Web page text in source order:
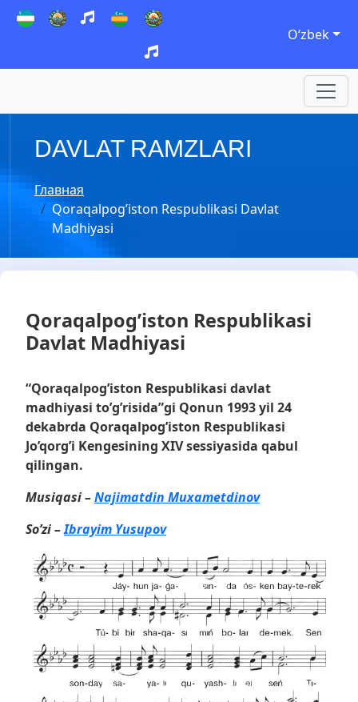
Oʻzbek
DAVLAT RAMZLARI
Главная
Qoraqalpog’iston Respublikasi Davlat
Madhiyasi
Qoraqalpog’iston Respublikasi
Davlat Madhiyasi
“Qoraqalpog’iston Respublikasi davlat
madhiyasi to’g’risida”gi Qonun 1993 yil 24
dekabrda Qoraqalpog’iston Respublikasi
Jo’qorg’i Kengesining XIV sessiyasida qabul
qilingan.
Musiqasi –Najimatdin Muxametdinov
So’zi –Ibrayim Yusupov